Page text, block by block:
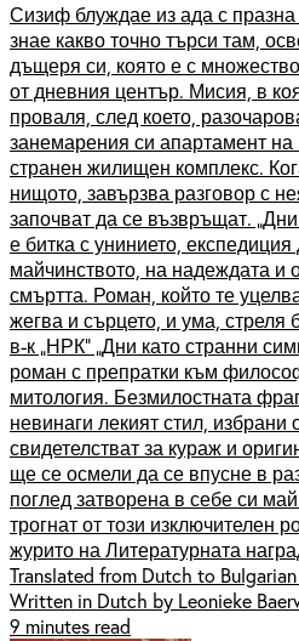
Сизиф блуждае из ада с
знае какво точно търси там,
дъщеря си, която е с
от дневния център. Мисия, в
проваля, след което,
занемарения си апартамент
странен жилищен комплекс.
нищото, завързва разговор с
започват да се възвръщат.
е битка с унинието,
майчинството, на надеждата и
смъртта. Роман, който те
жегва и сърцето, и ума,
в-к „НРК” „Дни като странни
роман с препратки към
митология. Безмилостната
невинаги лекият стил,
свидетелстват за кураж и
ще се осмели да се впусне в
поглед затворена в себе си
трогнат от този изключителен
журито на Литературната
Translated from Dutch to
Written in Dutch by Leonieke
9 minutes read